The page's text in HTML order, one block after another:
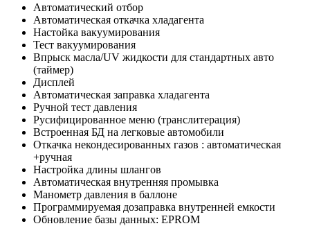
Автоматический отбор
Автоматическая откачка хладагента
Настойка вакуумирования
Тест вакуумирования
Впрыск масла/UV жидкости для стандартных авто
(таймер)
Дисплей
Автоматическая заправка хладагента
Ручной тест давления
Русифицированное меню (транслитерация)
Встроенная БД на легковые автомобили
Откачка некондесированных газов : автоматическая
+ручная
Настройка длины шлангов
Автоматическая внутренняя промывка
Манометр давления в баллоне
Программируемая дозаправка внутренней емкости
Обновление базы данных: EPROM